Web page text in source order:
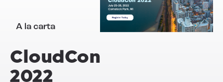
A la carta
CloudCon
2022